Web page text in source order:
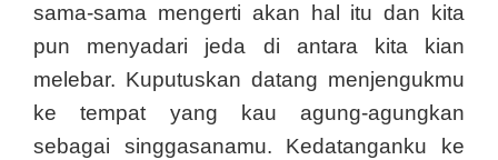
sama-sama mengerti akan hal itu dan kita
pun menyadari jeda di antara kita kian
melebar. Kuputuskan datang menjengukmu
ke tempat yang kau agung-agungkan
sebagai singgasanamu. Kedatanganku ke